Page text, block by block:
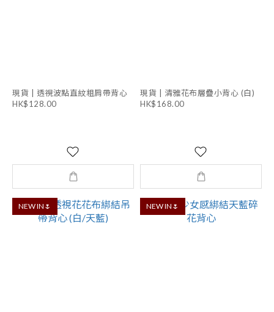
現貨 | 透視波點直紋粗肩帶背心
HK$128.00
現貨 | 清雅花布層疊小背心 (白)
HK$168.00
NEW IN🌷 NEW IN🌷